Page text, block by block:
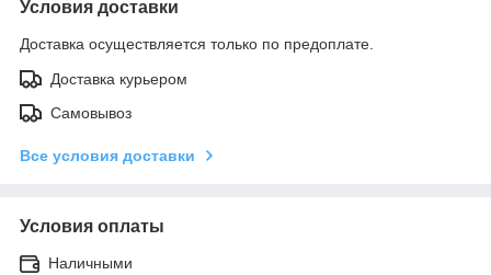
Условия доставки
Доставка осуществляется только по предоплате.
Доставка курьером
Самовывоз
Все условия доставки
Условия оплаты
Наличными